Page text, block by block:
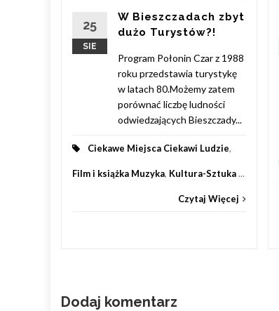
25
SIE
W Bieszczadach zbyt
dużo Turystów?!
Program Połonin Czar z 1988
roku przedstawia turystykę
w latach 80.Możemy zatem
porównać liczbę ludności
odwiedzających Bieszczady...
Ciekawe Miejsca Ciekawi Ludzie,
Film i książka Muzyka, Kultura-Sztuka...
Czytaj Więcej
Dodaj komentarz